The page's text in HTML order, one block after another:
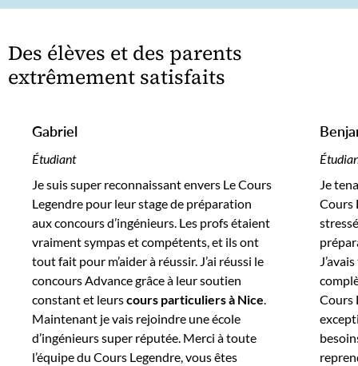
Des élèves et des parents
extrêmement satisfaits
Gabriel
Étudiant
Je suis super reconnaissant envers Le Cours
Legendre pour leur stage de préparation
aux concours d’ingénieurs. Les profs étaient
vraiment sympas et compétents, et ils ont
tout fait pour m’aider à réussir. J’ai réussi le
concours Advance grâce à leur soutien
constant et leurscours particuliers à Nice
Maintenant je vais rejoindre une école
d’ingénieurs super réputée. Merci à toute
l’équipe du Cours Legendre, vous êtes
Je
Cours
Cours